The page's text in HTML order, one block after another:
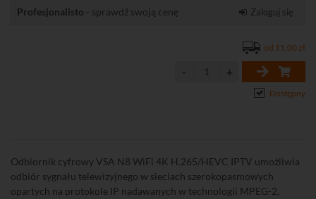
Profesjonalisto - sprawdź swoją cenę Zaloguj się
od 11,00 zł
Dostępny
Odbiornik cyfrowy VSA N8 WiFi 4K H.265/HEVC IPTV umożliwia
odbiór sygnału telewizyjnego w sieciach szerokopasmowych
opartych na protokole IP nadawanych w technologii MPEG-2,